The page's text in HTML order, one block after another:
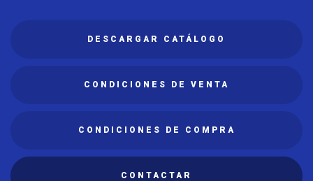
DESCARGAR CATÁLOGO
CONDICIONES DE VENTA
CONDICIONES DE COMPRA
CONTACTAR